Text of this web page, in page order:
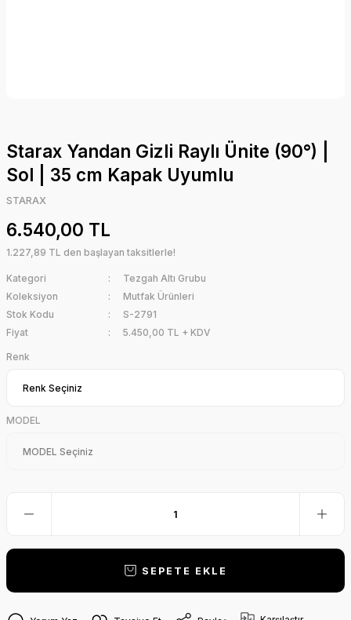
Starax Yandan Gizli Raylı Ünite (90°) |
Sol | 35 cm Kapak Uyumlu
STARAX
6.540,00 TL
1.227,89 TL den başlayan taksitlerle!
Kategori
Tezgah Altı Grubu
Koleksiyon
Mutfak Ürünleri
Stok Kodu
S-2791
Fiyat
5.450,00 TL + KDV
Renk
MODEL
SEPETE EKLE